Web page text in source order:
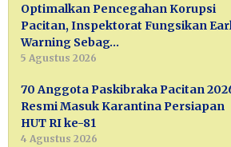
Optimalkan Pencegahan Korupsi
Pacitan, Inspektorat Fungsikan
Warning Sebag…
5 Agustus 2026
70 Anggota Paskibraka Pacitan
Resmi Masuk Karantina Persiapan
HUT RI ke-81
4 Agustus 2026